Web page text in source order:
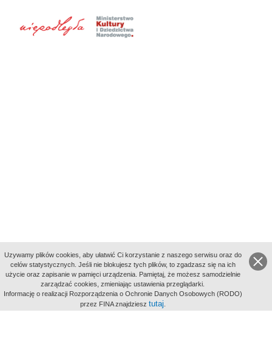
aktywności
Uzywamy plików cookies, aby ułatwić Ci korzystanie z naszego serwisu oraz do
celów statystycznych. Jeśli nie blokujesz tych plików, to zgadzasz się na ich
użycie oraz zapisanie w pamięci urządzenia. Pamiętaj, że możesz samodzielnie
zarządzać cookies, zmieniając ustawienia przeglądarki.
Informację o realizacji Rozporządzenia o Ochronie Danych Osobowych (RODO)
przez FINA znajdziesz tutaj